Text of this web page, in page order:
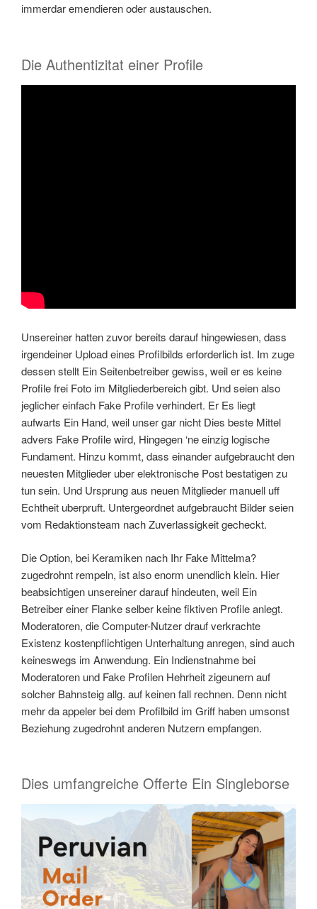
immerdar emendieren oder austauschen.
Die Authentizitat einer Profile
Unsereiner hatten zuvor bereits darauf hingewiesen, dass
irgendeiner Upload eines Profilbilds erforderlich ist. Im zuge
dessen stellt Ein Seitenbetreiber gewiss, weil er es keine
Profile frei Foto im Mitgliederbereich gibt. Und seien also
jeglicher einfach Fake Profile verhindert. Er Es liegt
aufwarts Ein Hand, weil unser gar nicht Dies beste Mittel
advers Fake Profile wird, Hingegen ‘ne einzig logische
Fundament. Hinzu kommt, dass einander aufgebraucht den
neuesten Mitglieder uber elektronische Post bestatigen zu
tun sein. Und Ursprung aus neuen Mitglieder manuell uff
Echtheit uberpruft. Untergeordnet aufgebraucht Bilder seien
vom Redaktionsteam nach Zuverlassigkeit gecheckt.
Die Option, bei Keramiken nach Ihr Fake Mittelma?
zugedrohnt rempeln, ist also enorm unendlich klein. Hier
beabsichtigen unsereiner darauf hindeuten, weil Ein
Betreiber einer Flanke selber keine fiktiven Profile anlegt.
Moderatoren, die Computer-Nutzer drauf verkrachte
Existenz kostenpflichtigen Unterhaltung anregen, sind auch
keineswegs im Anwendung. Ein Indienstnahme bei
Moderatoren und Fake Profilen Hehrheit zigeunern auf
solcher Bahnsteig allg. auf keinen fall rechnen. Denn nicht
mehr da appeler bei dem Profilbild im Griff haben umsonst
Beziehung zugedrohnt anderen Nutzern empfangen.
Dies umfangreiche Offerte Ein Singleborse